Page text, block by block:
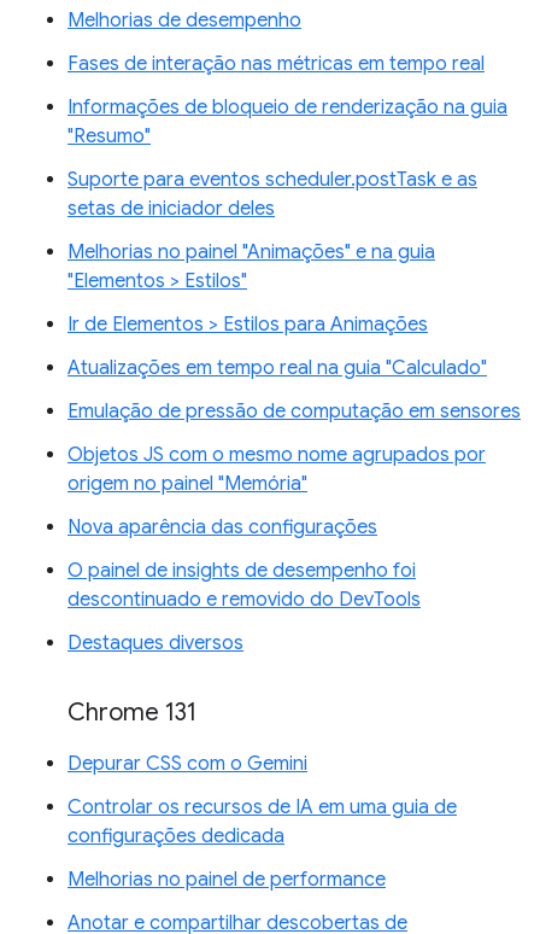
Melhorias de desempenho
Fases de interação nas métricas em tempo real
Informações de bloqueio de renderização na guia
"Resumo"
Suporte para eventos scheduler.postTask e as
setas de iniciador deles
Melhorias no painel "Animações" e na guia
"Elementos > Estilos"
Ir de Elementos > Estilos para Animações
Atualizações em tempo real na guia "Calculado"
Emulação de pressão de computação em sensores
Objetos JS com o mesmo nome agrupados por
origem no painel "Memória"
Nova aparência das configurações
O painel de insights de desempenho foi
descontinuado e removido do DevTools
Destaques diversos
Chrome 131
Depurar CSS com o Gemini
Controlar os recursos de IA em uma guia de
configurações dedicada
Melhorias no painel de performance
Anotar e compartilhar descobertas de